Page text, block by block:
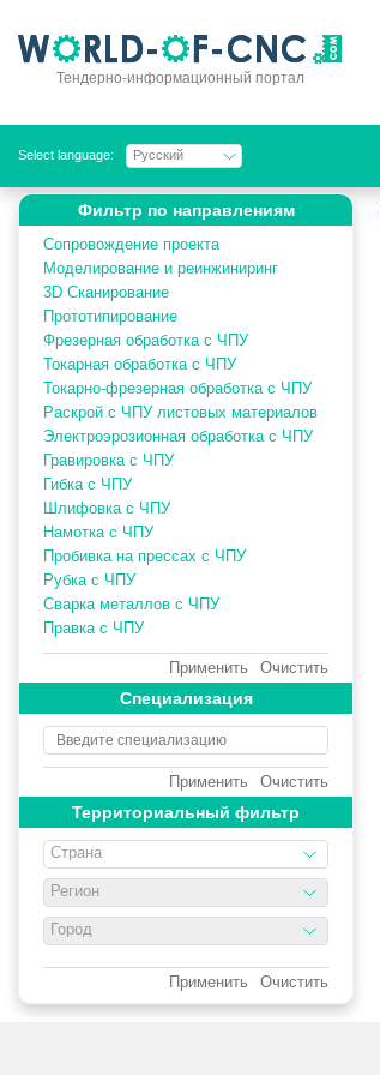
Тендерно-информационный портал
Select language: Русский
Фильтр по направлениям
Сопровождение проекта
Моделирование и реинжиниринг
3D Сканирование
Прототипирование
Фрезерная обработка с ЧПУ
Токарная обработка с ЧПУ
Токарно-фрезерная обработка с ЧПУ
Раскрой с ЧПУ листовых материалов
Электроэрозионная обработка с ЧПУ
Гравировка с ЧПУ
Гибка с ЧПУ
Шлифовка с ЧПУ
Намотка с ЧПУ
Пробивка на прессах с ЧПУ
Рубка с ЧПУ
Сварка металлов с ЧПУ
Правка с ЧПУ
Очистить
Применить
Специализация
Очистить
Применить
Территориальный фильтр
Страна
Регион
Город
Очистить
Применить